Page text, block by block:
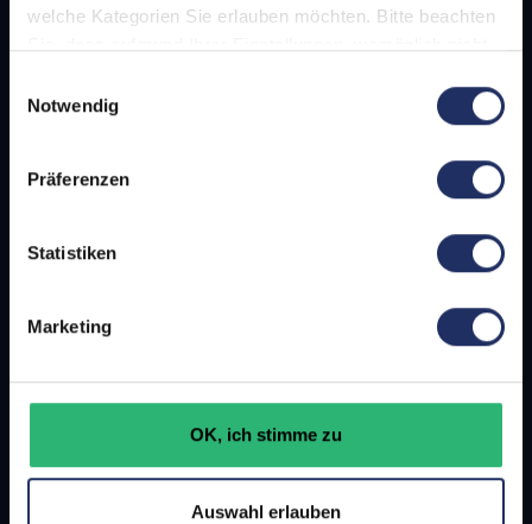
welche Kategorien Sie erlauben möchten. Bitte beachten
Weitere Informationen finden Sie in
Notwendig
Präferenzen
Statistiken
Marketing
OK, ich stimme zu
Auswahl erlauben
afb social & green IT
Impressum
Kontaktformular
afb-Welt
Karriere